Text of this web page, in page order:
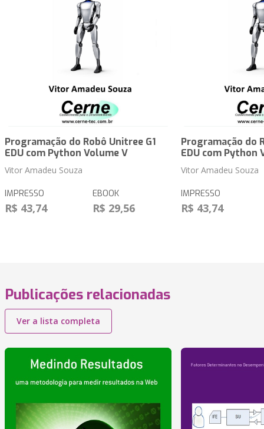
Programação do Robô Unitree G1
EDU com Python Volume V
Vitor Amadeu Souza
IMPRESSO
R$ 43,74
EBOOK
R$ 29,56
Programação do
EDU com Python
Vitor Amadeu Souza
IMPRESSO
R$ 43,74
Publicações relacionadas
Ver a lista completa